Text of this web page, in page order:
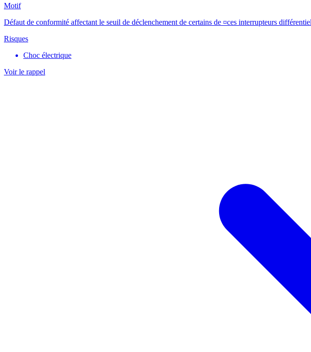
Motif
Défaut de conformité affectant le seuil de déclenchement de certains de ¤ces interrupteurs
Risques
Choc électrique
Voir le rappel